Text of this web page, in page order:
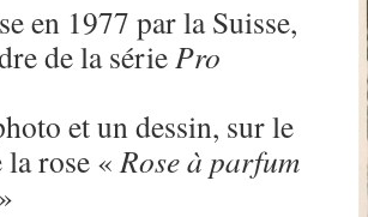
en 1977 par la Suisse,
de la sériePro
et un dessin, sur le
la rose «Rose à parfum
»